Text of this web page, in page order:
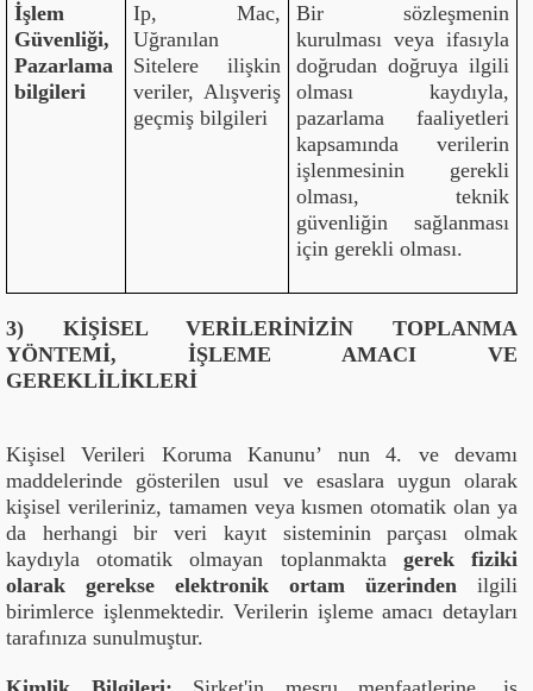
İşlem
Güvenliği,
Pazarlama
bilgileri
Ip, Mac,
Uğranılan
Sitelere ilişkin
veriler, Alışveriş
geçmiş bilgileri
Bir sözleşmenin
kurulması veya ifasıyla
doğrudan doğruya ilgili
olması kaydıyla,
pazarlama faaliyetleri
kapsamında verilerin
işlenmesinin gerekli
olması, teknik
güvenliğin sağlanması
için gerekli olması.
3) KİŞİSEL VERİLERİNİZİN TOPLANMA
YÖNTEMİ, İŞLEME AMACI VE
GEREKLİLİKLERİ
Kişisel Verileri Koruma Kanunu’ nun 4. ve devamı
maddelerinde gösterilen usul ve esaslara uygun olarak
kişisel verileriniz, tamamen veya kısmen otomatik olan ya
da herhangi bir veri kayıt sisteminin parçası olmak
kaydıyla otomatik olmayan toplanmakta gerek fiziki
olarak gerekse elektronik ortam üzerinden ilgili
birimlerce işlenmektedir. Verilerin işleme amacı detayları
tarafınıza sunulmuştur.